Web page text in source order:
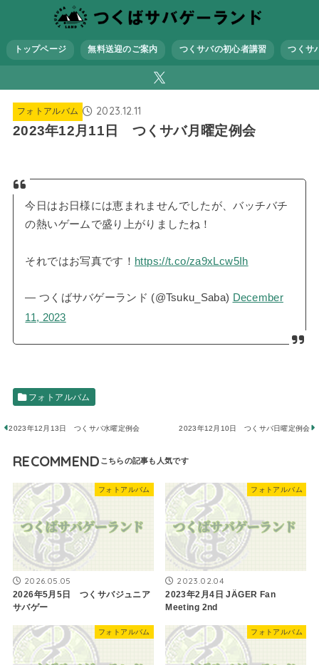
トップページ 無料送迎のご案内 つくサバの初心者講習 つくサ
フォトアルバム 2023.12.11
2023年12月11日 つくサバ月曜定例会
今日はお日様には恵まれませんでしたが、バッチバチ
の熱いゲームで盛り上がりましたね！
それではお写真です！ https://t.co/za9xLcw5Ih
— つくばサバゲーランド (@Tsuku_Saba) December
11, 2023
フォトアルバム
2023年12月13日 つくサバ水曜定例会 2023年12月10日 つくサバ日曜定例会
RECOMMEND
フォトアルバム
2026.05.05
2026年5月5日 つくサバジュニア
サバゲー
フォトアルバム
2023.02.04
2023年2月4日 JÄGER Fan
Meeting 2nd
フォトアルバム フォトアルバム